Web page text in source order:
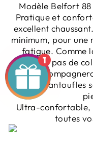
Modèle Belfort 88
Pratique et
excellent
minimum, pour une
fatigue. Comme
nécessite pas de
vous
G, ces
Ultra-confortable,
toutes
1